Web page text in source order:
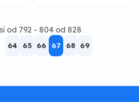
od 792 - 804 od 828
64 65 66 67 68 69